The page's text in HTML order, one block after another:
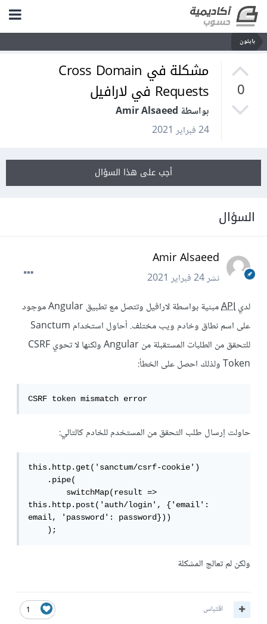
بايثون
0
مشكلة في Cross Domain
Requests في لارافيل
بواسطة Amir Alsaeed
24 فبراير 2021
أجب على هذا السؤال
السؤال
Amir Alsaeed
نشر24 فبراير 2021
لديAPI
مبنية بواسطة لارافيل وتتصل مع تطبيق Angular موجود
على اسم نطاق وخادم ويب مختلف. أحاول استخدام Sanctum
للتحقق من الطلبات المستقبلة من Angular ولكنها لا تحوي CSRF
Token ولذلك احصل على الخطأ:
CSRF token mismatch error
حاولت إرسال طلب التحقق من المستخدم للخادم كالتالي:
this.http.get('sanctum/csrf-cookie')
    .pipe(
        switchMap(result =>
this.http.post('auth/login', {'email':
email, 'password': password}))
    );
ولكن لم تعالج المشكلة
1 اقتباس